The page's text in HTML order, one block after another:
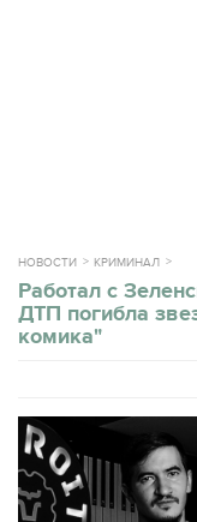
НОВОСТИ КРИМИНАЛ
Работал с
ДТП погибла
комика"